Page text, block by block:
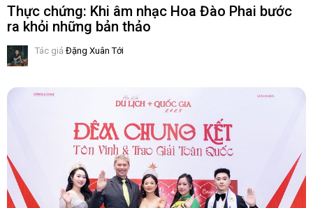
Thực chứng: Khi âm nhạc Hoa Đào Phai bước
ra khỏi những bản thảo
Tác giả Đặng Xuân Tới